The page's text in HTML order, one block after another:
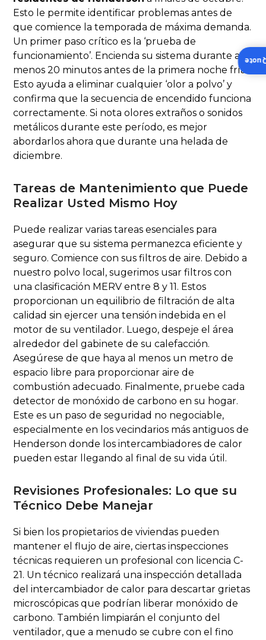
Esto le permite identificar problemas antes de
que comience la temporada de máxima demanda.
Un primer paso crítico es la ‘prueba de
funcionamiento’. Encienda su sistema durante al
menos 20 minutos antes de la primera noche fría.
Esto ayuda a eliminar cualquier ‘olor a polvo’ y
confirma que la secuencia de encendido funciona
correctamente. Si nota olores extraños o sonidos
metálicos durante este período, es mejor
abordarlos ahora que durante una helada de
diciembre.
Tareas de Mantenimiento que Puede
Realizar Usted Mismo Hoy
Puede realizar varias tareas esenciales para
asegurar que su sistema permanezca eficiente y
seguro. Comience con sus filtros de aire. Debido a
nuestro polvo local, sugerimos usar filtros con
una clasificación MERV entre 8 y 11. Estos
proporcionan un equilibrio de filtración de alta
calidad sin ejercer una tensión indebida en el
motor de su ventilador. Luego, despeje el área
alrededor del gabinete de su calefacción.
Asegúrese de que haya al menos un metro de
espacio libre para proporcionar aire de
combustión adecuado. Finalmente, pruebe cada
detector de monóxido de carbono en su hogar.
Este es un paso de seguridad no negociable,
especialmente en los vecindarios más antiguos de
Henderson donde los intercambiadores de calor
pueden estar llegando al final de su vida útil.
Revisiones Profesionales: Lo que su
Técnico Debe Manejar
Si bien los propietarios de viviendas pueden
mantener el flujo de aire, ciertas inspecciones
técnicas requieren un profesional con licencia C-
21. Un técnico realizará una inspección detallada
del intercambiador de calor para descartar grietas
microscópicas que podrían liberar monóxido de
carbono. También limpiarán el conjunto del
ventilador, que a menudo se cubre con el fino